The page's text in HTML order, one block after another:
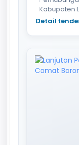
Kabupaten
Detail